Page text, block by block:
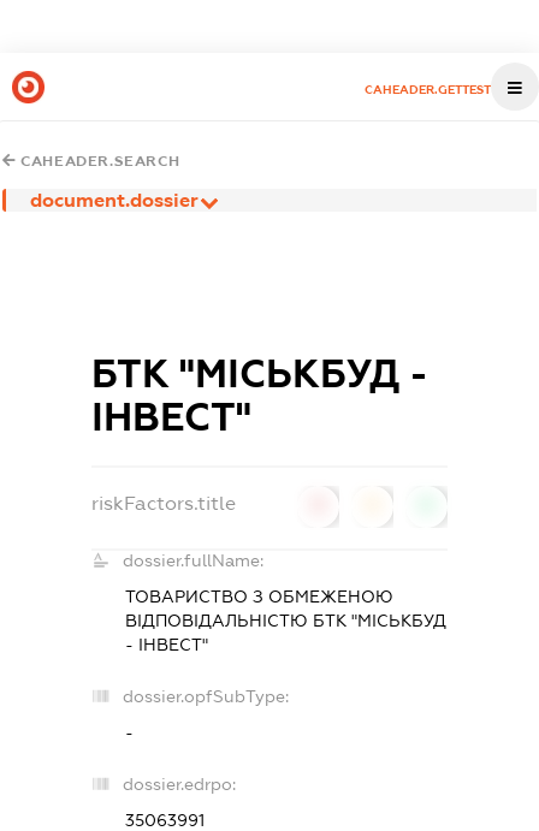
CAHEADER.GETTEST
CAHEADER.SEARCH
document.dossier
БТК "МІСЬКБУД -
ІНВЕСТ"
riskFactors.title
dossier.fullName:
ТОВАРИСТВО З ОБМЕЖЕНОЮ
ВІДПОВІДАЛЬНІСТЮ БТК "МІСЬКБУД
- ІНВЕСТ"
dossier.opfSubType:
-
dossier.edrpo:
35063991